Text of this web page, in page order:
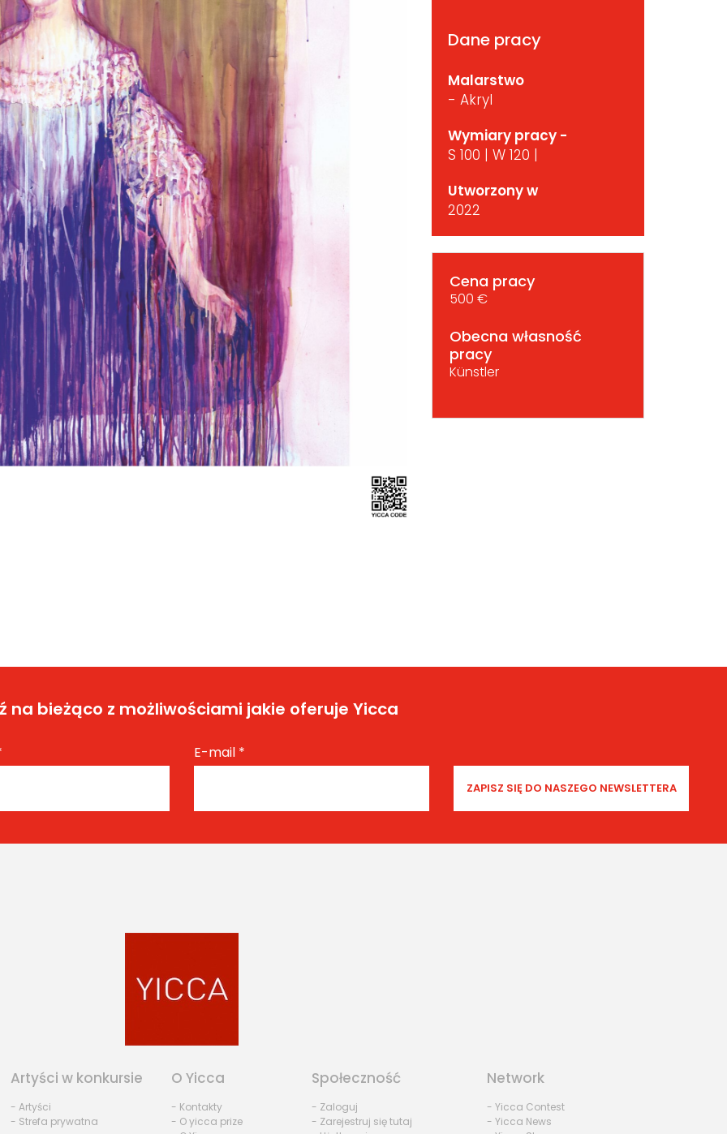
Dane pracy
Malarstwo
- Akryl
Wymiary pracy -
S 100 | W 120 |
Utworzony w
2022
Cena pracy
500 €
Obecna własność
pracy
Künstler
na bieżąco z możliwościami jakie oferuje Yicca
E-mail *
Artyści w konkursie
- Artyści
- Strefa prywatna
O Yicca
- Kontakty
- O yicca prize
Społeczność
- Zaloguj
- Zarejestruj się tutaj
Network
- Yicca Contest
- Yicca News